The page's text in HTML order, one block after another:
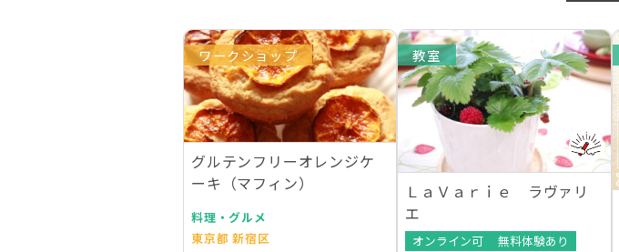
ワークショップ
グルテンフリーオレンジケ
ーキ（マフィン）
料理・グルメ
東京都 新宿区
教室
ＬａＶａｒｉｅ ラヴァリ
エ
オンライン可
無料体験あり